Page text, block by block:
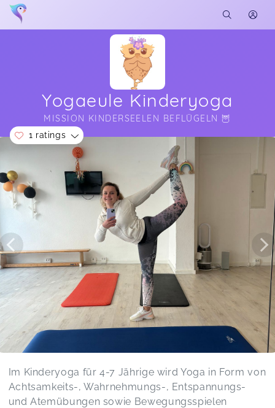
Yogaeule Kinderyoga
MISSION KINDERSEELEN BEFLÜGELN 🦉
Soon you will learn more about me here...
1 ratings
Unsere Tochter hat sehr viel Spaß! Sie freut sich
jeden Freitag Morgen auf Yoga mit Svenja und
würde dafür sogar am liebsten die Kita ausfallen
lassen, obwohl sie sehr gerne dahin geht. Jede
Stunde ist gut durchdacht, regt die Fantasie der
Kinder an, bietet viel Raum für Bewegung,
Improvisation und Svenja ist eine sehr
einfühlsame, liebevolle, kreative und tolle
Kinderyoga-Lehrerin. Wir sind froh, sie und ihr
tolles Angebot gefunden zu haben. Unsere Maus
macht auf jeden Fall gerne weiter, der nächste
Kurs ist fest eingeplant. Ganz lieben Dank für
dieses wertvolle Angebot 🙏💜
Kinderyoga Kursblock
Nuray,Jul 06
Im Kinderyoga für 4-7 Jährige wird Yoga in Form von
Achtsamkeits-, Wahrnehmungs-, Entspannungs-
und Atemübungen sowie Bewegungsspielen